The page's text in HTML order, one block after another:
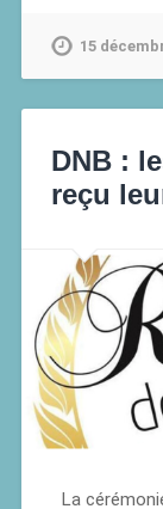
15
DNB :
reçu
La